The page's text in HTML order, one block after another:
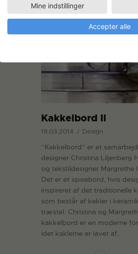
Kakkelbord II
19.03.2014 Design
”Kakkelbord” er et
designer Christina Liljenberg
og tekstildesigner Margrethe
Det er et spisebord, hvis
inspireret af det traditionelle
som består af kakler i
træstel. Christina og
kakkelbord er en moderne
idet kaklerne er lavet af…
Mine indstillinger
Accepter alle